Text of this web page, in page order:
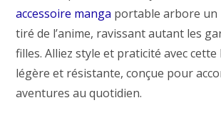
accessoire manga portable arbore un
tiré de l’anime, ravissant autant les
filles. Alliez style et praticité avec cette
légère et résistante, conçue pour
aventures au quotidien.